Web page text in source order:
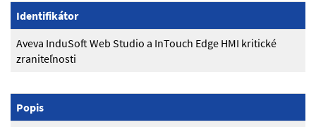
Identifikátor
Aveva InduSoft Web Studio a InTouch Edge HMI kritické
zraniteľnosti
Popis